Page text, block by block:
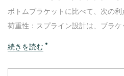
ボトムブラケットに比べて、次の
荷重性：スプライン設計は、ブラケ
続きを読む